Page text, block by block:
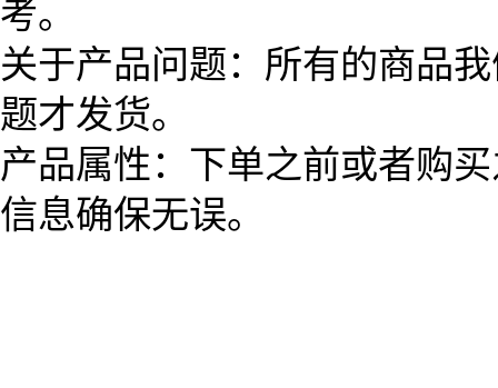
考。
关于产品问题：所有的商品
题才发货。
产品属性：下单之前或者购
信息确保无误。